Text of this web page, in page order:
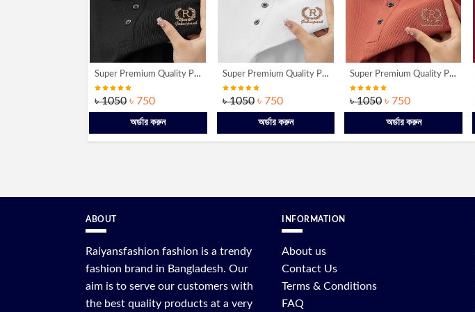
Super Premium Quality PK Cotton Polo Shirt [R-White]
৳ 1050 ৳ 750
অর্ডার করুন
Super Premium Quality PK Cotton Polo Shirt [R-Misty]
৳ 1050 ৳ 750
অর্ডার করুন
Super Premium Quality PK Cotton Polo Shirt [R-Merron]
৳ 1050 ৳ 750
অর্ডার করুন
ABOUT
Raiyansfashion fashion is a trendy
fashion brand in Bangladesh. Our
aim is to serve our customers with
the best quality products at a very
INFORMATION
About us
Contact Us
Terms & Conditions
FAQ